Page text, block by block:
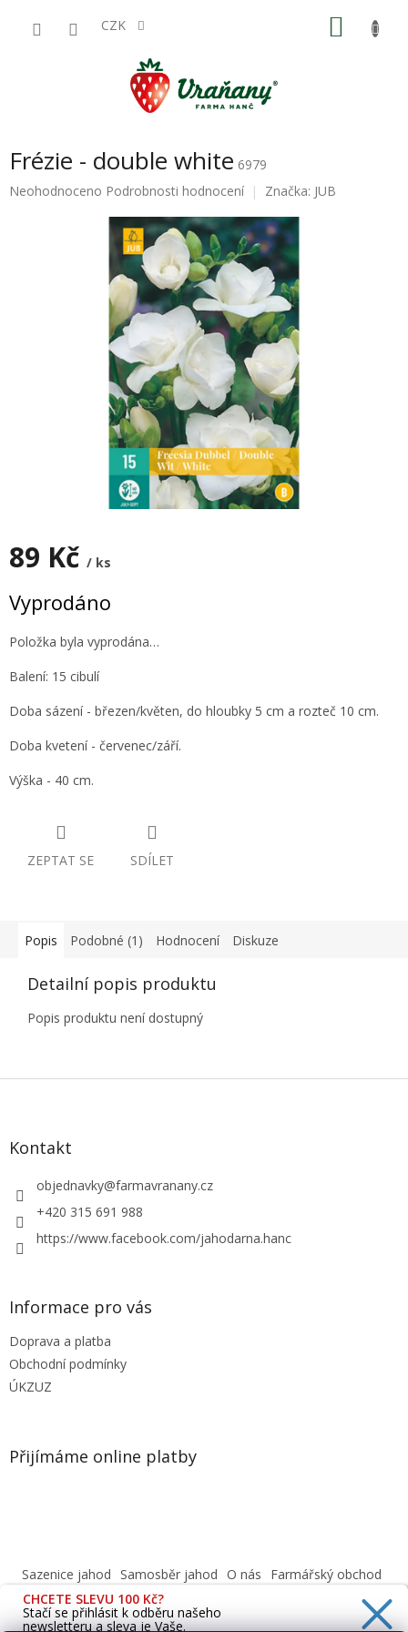
CZK
Frézie - double white 6979
Průměrné
Neohodnoceno Podrobnosti hodnocení Značka: JUB
89 Kč / ks
cena:
Vyprodáno
Položka byla vyprodána…
Balení: 15 cibulí
Doba sázení - březen/květen, do hloubky 5 cm a rozteč 10 cm.
Doba kvetení - červenec/září.
Výška - 40 cm.
ZEPTAT SE SDÍLET
Popis Podobné (1) Hodnocení Diskuze
Detailní popis produktu
Popis produktu není dostupný
Z
Kontakt
objednavky@farmavranany.cz
+420 315 691 988
https://www.facebook.com/jahodarna.hanc
Informace pro vás
Doprava a platba
Obchodní podmínky
ÚKZUZ
Přijímáme online platby
Sazenice jahod Samosběr jahod O nás
Farmářský obchod
Obchodní podmínky
Informace o ochraně osobních údajů dle GDPR
Cafenavysluni.cz - Objednat a vyzvednout
CHCETE SLEVU 100 Kč?
Stačí se přihlásit k odběru našeho
newsletteru a sleva je Vaše.